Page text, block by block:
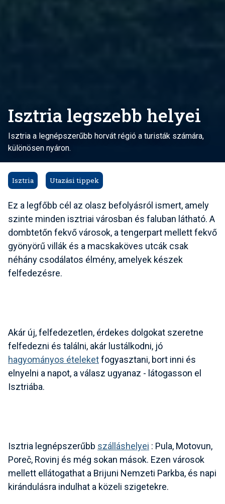
Isztria legszebb helyei
Isztria a legnépszerűbb horvát régió a turisták számára,
különösen nyáron.
Isztria Utazási tippek
Ez a legfőbb cél az olasz befolyásról ismert, amely
szinte minden isztriai városban és faluban látható. A
dombtetőn fekvő városok, a tengerpart mellett fekvő
gyönyörű villák és a macskaköves utcák csak
néhány csodálatos élmény, amelyek készek
felfedezésre.
Akár új, felfedezetlen, érdekes dolgokat szeretne
felfedezni és találni, akár lustálkodni, jó
hagyományos ételeketfogyasztani, bort inni és
elnyelni a napot, a válasz ugyanaz - látogasson el
Isztriába.
Isztria legnépszerűbb szálláshelyei : Pula, Motovun,
Poreč, Rovinj és még sokan mások. Ezen városok
mellett ellátogathat a Brijuni Nemzeti Parkba, és napi
kirándulásra indulhat a közeli szigetekre.